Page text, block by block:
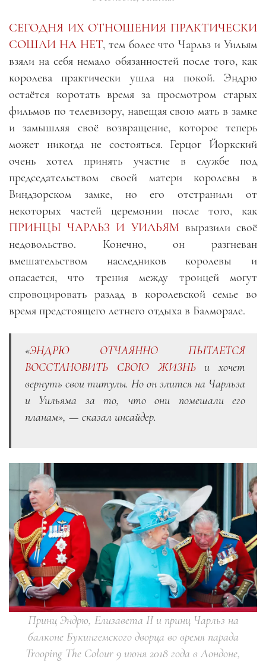
СЕГОДНЯ ИХ ОТНОШЕНИЯ ПРАКТИЧЕСКИ
СОШЛИ НА НЕТ, тем более что Чарльз и Уильям
взяли на себя немало обязанностей после того, как
королева практически ушла на покой. Эндрю
остаётся коротать время за просмотром старых
фильмов по телевизору, навещая свою мать в замке
и замышляя своё возвращение, которое теперь
может никогда не состояться. Герцог Йоркский
очень хотел принять участие в службе под
председательством своей матери королевы в
Виндзорском замке, но его отстранили от
некоторых частей церемонии после того, как
ПРИНЦЫ ЧАРЛЬЗ И УИЛЬЯМ выразили своё
недовольство. Конечно, он разгневан
вмешательством наследников королевы и
опасается, что трения между троицей могут
спровоцировать разлад в королевской семье во
время предстоящего летнего отдыха в Балморале.
«ЭНДРЮ ОТЧАЯННО ПЫТАЕТСЯ
ВОССТАНОВИТЬ СВОЮ ЖИЗНЬи хочет
вернуть свои титулы. Но он злится на Чарльза
и Уильяма за то, что они помешали его
планам», — сказал инсайдер.
Принц Эндрю, Елизавета II и принц Чарльз на
балконе Букингемского дворца во время парада
Trooping The Colour 9 июня 2018 года в Лондоне,